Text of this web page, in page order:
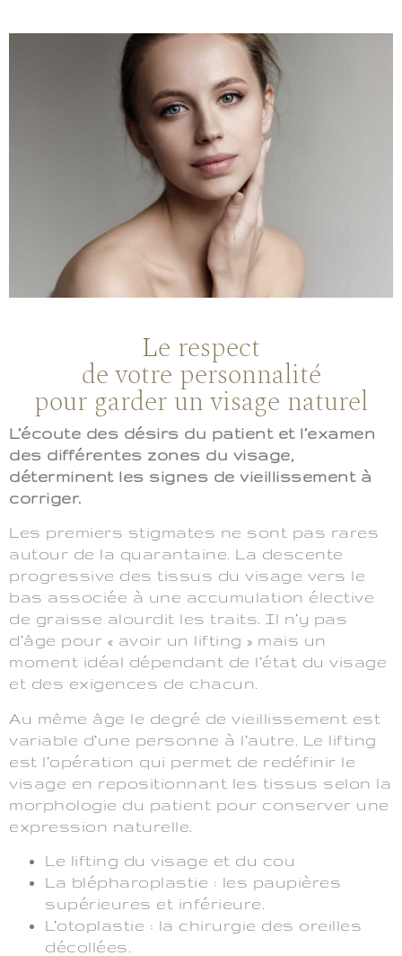
Le respect
de votre personnalité
pour garder un visage naturel
L’écoute des désirs du patient et l’examen
des différentes zones du visage,
déterminent les signes de vieillissement à
corriger.
Les premiers stigmates ne sont pas rares
autour de la quarantaine. La descente
progressive des tissus du visage vers le
bas associée à une accumulation élective
de graisse alourdit les traits. Il n’y pas
d’âge pour « avoir un lifting » mais un
moment idéal dépendant de l’état du visage
et des exigences de chacun.
Au même âge le degré de vieillissement est
variable d’une personne à l’autre. Le lifting
est l’opération qui permet de redéfinir le
visage en repositionnant les tissus selon la
morphologie du patient pour conserver une
expression naturelle.
Le lifting du visage et du cou
La blépharoplastie : les paupières
supérieures et inférieure.
L’otoplastie : la chirurgie des oreilles
décollées.